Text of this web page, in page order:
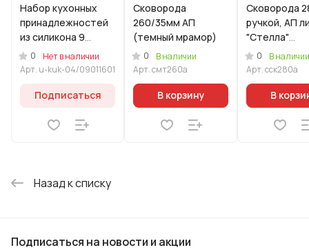
Набор кухонных
принадлежностей
из силикона 9
предметов "Белый"
(Уцененный товар)
0
Нет в наличии
Арт. u-kuk-04/09011601
Подписаться
Сковорода
260/35мм АП
(темный мрамор)
0
В наличии
Арт.смт260а
В корзину
Сковорода
ручкой, АП
"Стелла"
(капучино)
0
В наличии
Арт.сск280а
В
Назад к списку
Подписаться на новости и акции